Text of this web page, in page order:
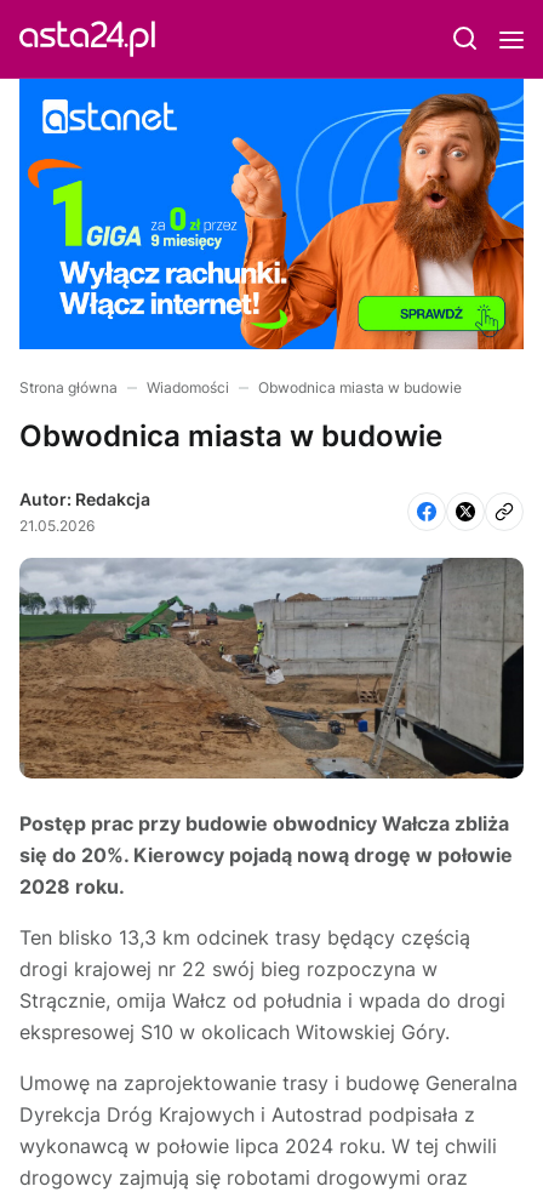
Strona główna Wiadomości Obwodnica miasta w budowie
Obwodnica miasta w budowie
Autor: Redakcja
21.05.2026
Postęp prac przy budowie obwodnicy Wałcza zbliża
się do 20%. Kierowcy pojadą nową drogę w połowie
2028 roku.
Ten blisko 13,3 km odcinek trasy będący częścią
drogi krajowej nr 22 swój bieg rozpoczyna w
Strącznie, omija Wałcz od południa i wpada do drogi
ekspresowej S10 w okolicach Witowskiej Góry.
Umowę na zaprojektowanie trasy i budowę Generalna
Dyrekcja Dróg Krajowych i Autostrad podpisała z
wykonawcą w połowie lipca 2024 roku. W tej chwili
drogowcy zajmują się robotami drogowymi oraz